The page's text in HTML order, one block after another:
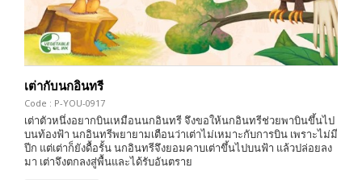
เต่ากับนกอินทรี
Code : P-YOU-0917
เต่าตัวหนึ่งอยากบินเหมือนนกอินทรี จึงขอให้นกอินทรีช่วยพาบินขึ้นไป
บนท้องฟ้า นกอินทรีพยายามเตือนว่าเต่าไม่เหมาะกับการบิน เพราะไม่มี
ปีก แต่เต่าก็ยังดื้อรั้น นกอินทรีจึงยอมคาบเต่าขึ้นไปบนฟ้า แล้วปล่อยลง
มา เต่าจึงตกลงสู่พื้นและได้รับอันตราย